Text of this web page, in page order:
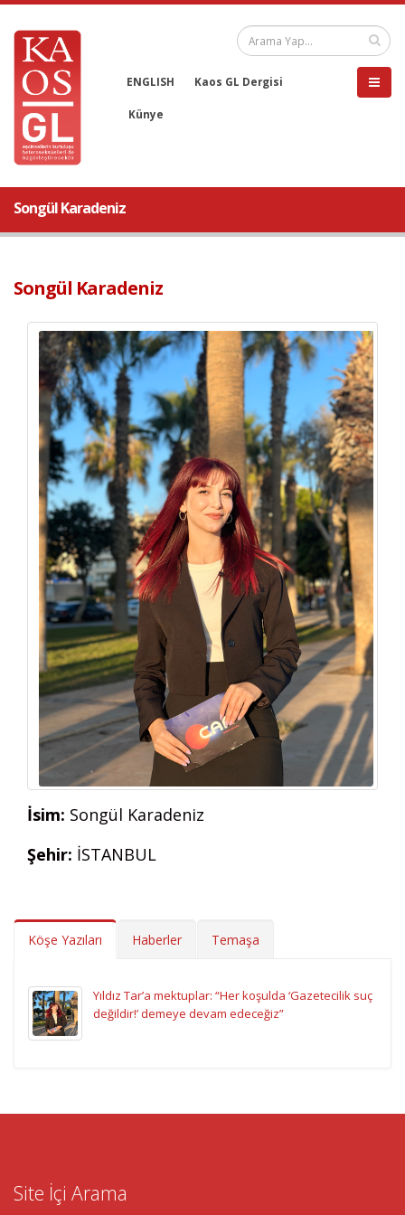
ENGLISH Kaos GL Dergisi
Künye
Songül Karadeniz
Songül Karadeniz
İsim: Songül Karadeniz
Şehir: İSTANBUL
Köşe Yazıları Haberler Temaşa
Yıldız Tar’a mektuplar: “Her koşulda ‘Gazetecilik suç
değildir!’ demeye devam edeceğiz”
Site İçi Arama